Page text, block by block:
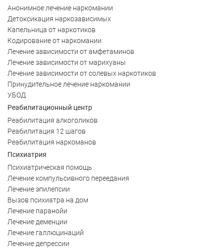
Анонимное лечение наркомании
Детоксикация наркозависимых
Капельница от наркотиков
Кодирование от наркомании
Лечение зависимости от амфетаминов
Лечение зависимости от марихуаны
Лечение зависимости от солевых наркотиков
Принудительное лечение наркомании
УБОД
Реабилитационный центр
Реабилитация алкоголиков
Реабилитация 12 шагов
Реабилитация наркоманов
Психиатрия
Психиатрическая помощь
Лечение компульсивного переедания
Лечение эпилепсии
Вызов психиатра на дом
Лечение паранойи
Лечение деменции
Лечение галлюцинаций
Лечение депрессии